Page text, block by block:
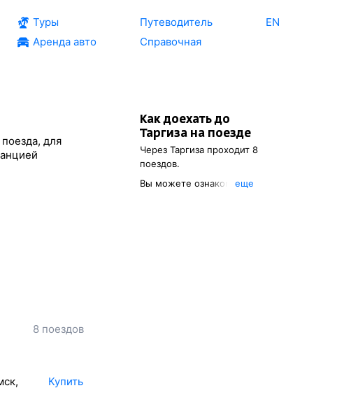
Туры
Аренда авто
Путеводитель
Справочная
EN
для
8 поездов
Купить
Как доехать до
Таргизана поезде
Через Таргизапроходит 8
поездов.
Вы можете ознакомиться с
eще